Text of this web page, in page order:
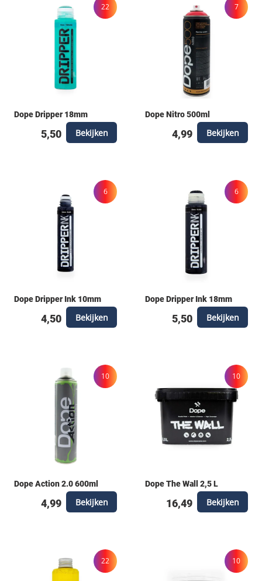
22
Dope Dripper 18mm
5,50 Bekijken
7
Dope Nitro 500ml
4,99 Bekijken
6
Dope Dripper Ink 10mm
4,50 Bekijken
6
Dope Dripper Ink 18mm
5,50 Bekijken
10
Dope Action 2.0 600ml
4,99 Bekijken
10
Dope The Wall 2,5 L
16,49 Bekijken
22 10